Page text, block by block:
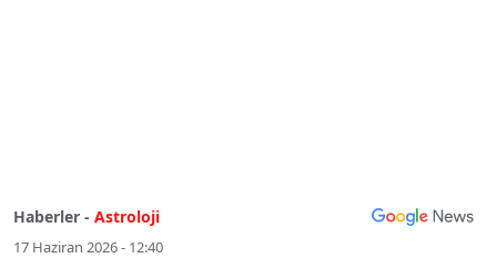
Haberler - Astroloji
17 Haziran 2026 - 12:40